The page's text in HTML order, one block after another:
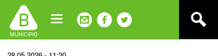
navigation